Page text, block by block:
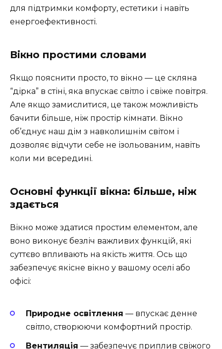
для підтримки комфорту, естетики і навіть
енергоефективності.
Вікно простими словами
Якщо пояснити просто, то вікно — це скляна
“дірка” в стіні, яка впускає світло і свіже повітря.
Але якщо замислитися, це також можливість
бачити більше, ніж простір кімнати. Вікно
об’єднує наш дім з навколишнім світом і
дозволяє відчути себе не ізольованим, навіть
коли ми всередині.
Основні функції вікна: більше, ніж
здається
Вікно може здатися простим елементом, але
воно виконує безліч важливих функцій, які
суттєво впливають на якість життя. Ось що
забезпечує якісне вікно у вашому оселі або
офісі:
Природне освітлення — впускає денне
світло, створюючи комфортний простір.
Вентиляція — забезпечує приплив свіжого